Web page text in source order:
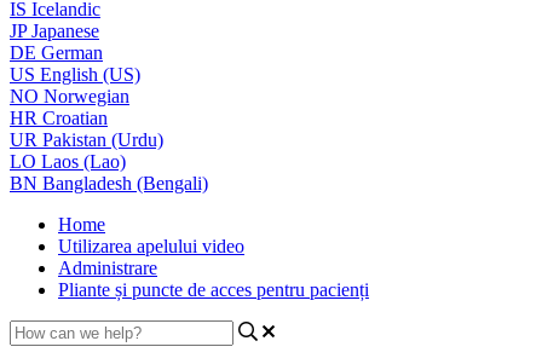
IS Icelandic
JPJapanese
DE German
US English (US)
NO Norwegian
HR Croatian
UR Pakistan (Urdu)
LO Laos (Lao)
BN Bangladesh (Bengali)
Home
Utilizarea apelului video
Administrare
Pliante și puncte de acces pentru pacienți